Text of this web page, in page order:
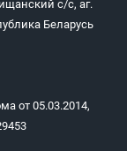
с/с, аг.
Беларусь
от 05.03.2014,